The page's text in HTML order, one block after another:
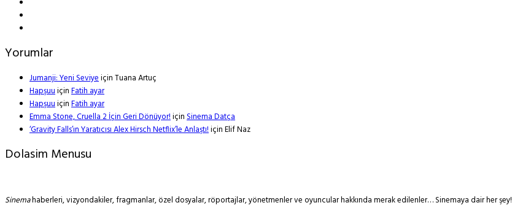
Yorumlar
Jumanji: Yeni SeviyeiçinTuana Artuç
HapşuuiçinFatih ayar
HapşuuiçinFatih ayar
Emma Stone, Cruella 2 İçin Geri Dönüyor!içinSinema Datça
‘Gravity Falls’ın Yaratıcısı Alex Hirsch Netflix’le Anlaştı!içinElif Naz
Dolasim Menusu
Sinemahaberleri, vizyondakiler, fragmanlar, özel dosyalar, röportajlar, yönetmenler ve oyuncular hakkında merak edilenler… Sinemaya dair her şey!